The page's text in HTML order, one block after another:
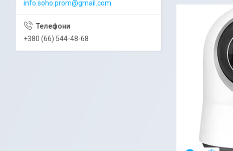
info.soho.prom@gmail.com
+380 (66) 544-48-68